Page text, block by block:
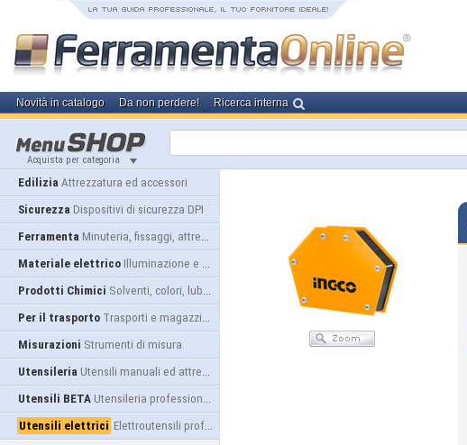
Novità in catalogo Da non perdere! Ricerca interna
Acquista per categoria
Edilizia Attrezzatura ed accessori
Sicurezza Dispositivi di sicurezza DPI
Ferramenta Minuteria, fissaggi, attrezzatura
Materiale elettrico Illuminazione e alimentazione
Prodotti Chimici Solventi, colori, lubrificanti...
Per il trasporto Trasporti e magazzino
Misurazioni Strumenti di misura
Utensileria Utensili manuali ed attrezzature
Utensili BETA Utensileria professionale
Utensili elettrici Elettroutensili professionali